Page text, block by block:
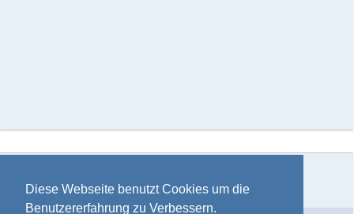
Diese Webseite benutzt Cookies um die
Benutzererfahrung zu Verbessern.